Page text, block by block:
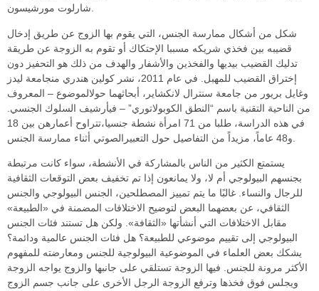
شارلوت مورشيسون.
شكل من أشكال ممارسة الجنس، التي يقوم بها الزوج عن طريق إدخال
قضيبه بين فخذي شريكه مسببا الإحتكاك أو تقوم به الزوجة عن طريقة
تدليك القضيب بيديها والفخذين والأشفار والهدف من ذلك هو التحفيز دون
إختراق القضيب للمهبل. في عام 2011، نشر كولين هندري منجامعة ليدز
وغايل بريور من جامعة سنترال لانكشاير، أبحاثهما حولالموضوع – المعروف
من الناحية التقنية باسم “النطق الكوبولاتوري” – فيأرشيف السلوك الجنسي.
في هذه الدراسة، طلبا من 71 امرأة نشطة جنسيا،تتراوح أعمارهن بين 18
يستمتع الكثير من الناس بالمشاركة في الأنشطة، سواء كانت مرتبطة
بجنسهم البيولوجي أم لا، ولا يمانعون إذا تم تخفيف بعض التوقعات الثقافية
للرجال والنساء. غالبًا ما يتم تمييز المصطلحين، الجنس البيولوجي والجنس
الثقافي، عن بعضهما البعض لتوضيح الاختلافات المضمنة في «الطبيعة»
مقابل الاختلافات التي أنشأتها «الثقافة». ولكن هل تستند فئات الجنس
البيولوجي إلى تقييم موضوعي للطبيعة؟ هل فئات الجنس عالمية ودائمة؟
يشكك بعض العلماء في الموضوعية البيولوجية للجنس ومعارضته للمفهوم
الأكثر مرونة للجنس. فيها الزوجة تستلقي على جانبها والزوج يواجه الزوجة
ويجلس فوق فخذها وترفع الزوجة الرجل الأخرى على جانب جسم الزوج